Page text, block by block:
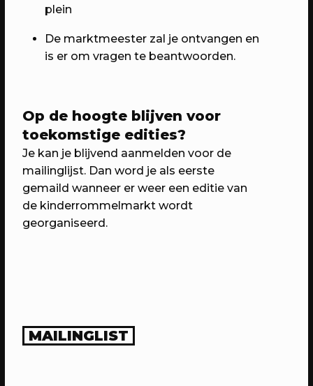
WEKEA: Buurtkamerfeest met de
Buurtwerkkamer
Met o.a. lancering Pop Up Plein-o-
theek, wildplukwandeling, zelf kunst
maken, Aanschuifdiner XL & twee
bijzondere exposities over het
thuisgevoel
plein
De marktmeester zal je ontvangen en
is er om vragen te beantwoorden.
Op de hoogte blijven voor
toekomstige edities?
Je kan je blijvend aanmelden voor de
mailinglijst. Dan word je als eerste
gemaild wanneer er weer een editie van
de kinderrommelmarkt wordt
georganiseerd.
MAILINGLIST